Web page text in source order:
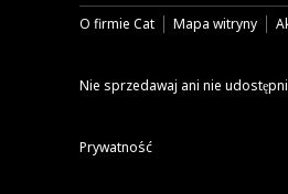
O firmie Cat Mapa witryny
Nie sprzedawaj ani nie
Prywatność